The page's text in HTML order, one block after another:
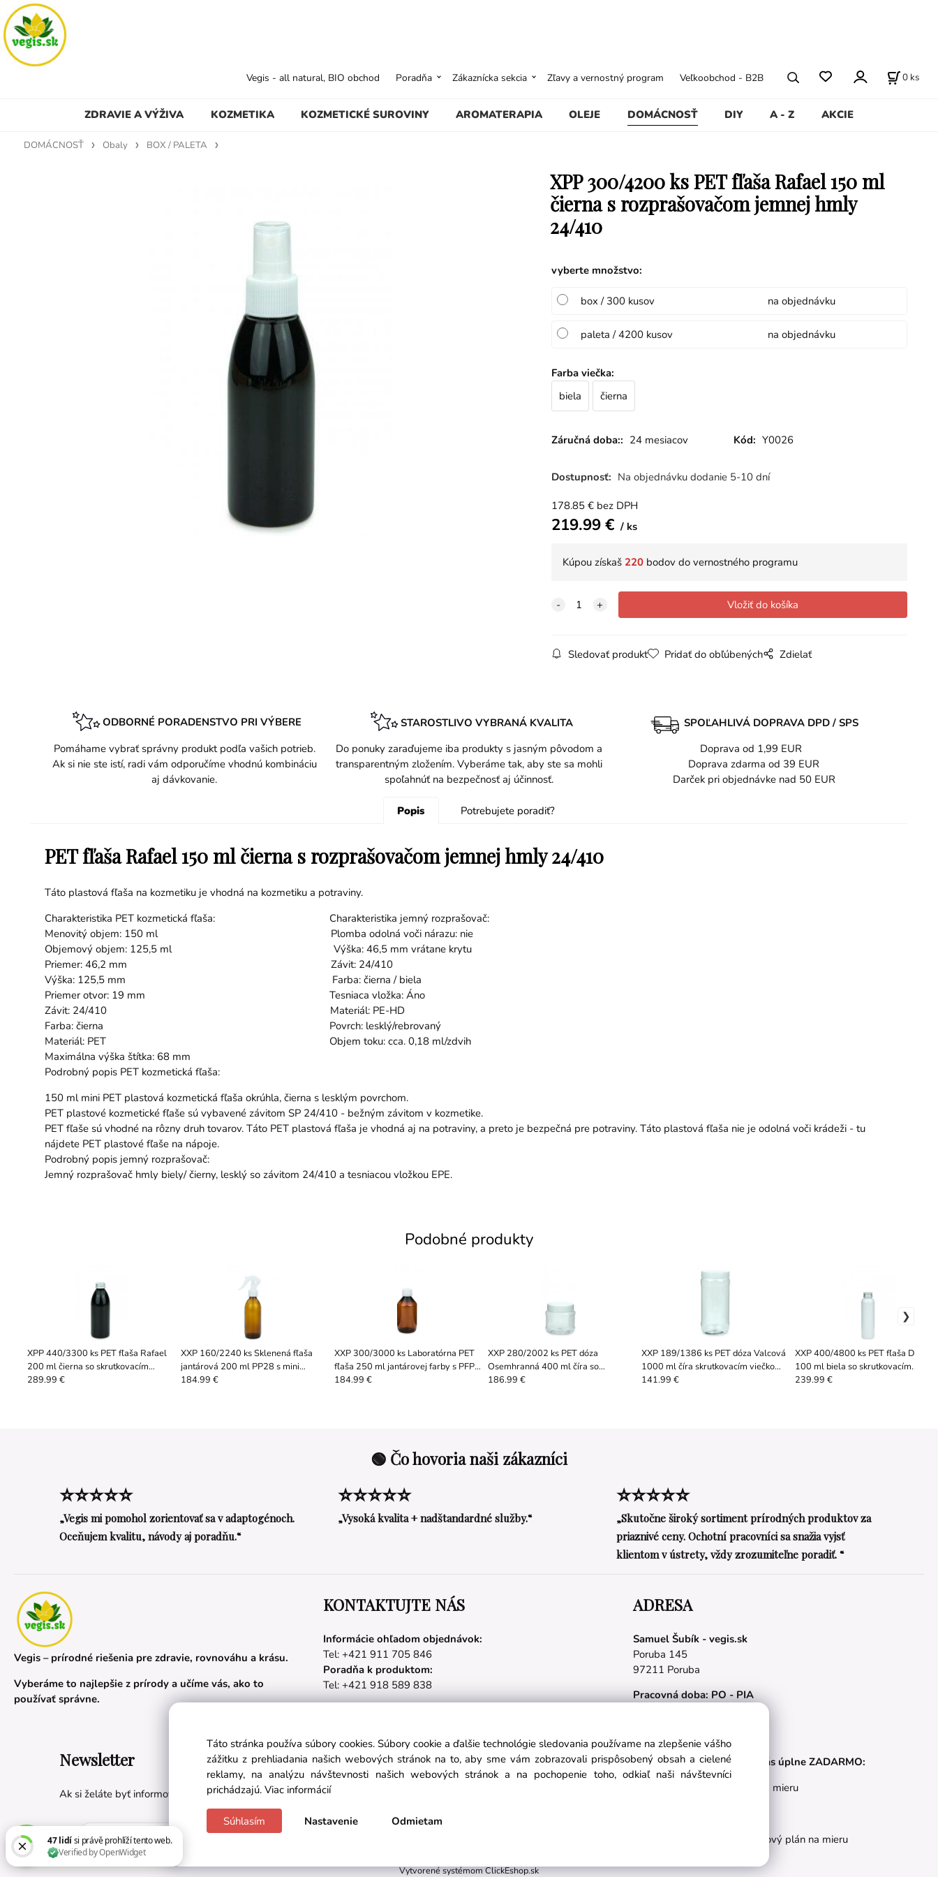
ZDRAVIE A VÝŽIVA KOZMETIKA KOZMETICKÉ SUROVINY AROMATERAPIA OLEJE DOMÁCNOSŤ DIY A - Z AKCIE
Vegis - all natural, BIO obchod Poradňa Zákaznícka sekcia Zľavy a vernostný program Veľkoobchod - B2B 0 ks
DOMÁCNOSŤ Obaly BOX / PALETA
XPP 300/4200 ks PET fľaša Rafael 150 ml
čierna s rozprašovačom jemnej hmly
24/410
vyberte množstvo:
box / 300 kusov na objednávku
paleta / 4200 kusov na objednávku
Farba viečka:
biela
čierna
Záručná doba:: 24 mesiacov Kód: Y0026
Dostupnosť: Na objednávku dodanie 5-10 dní
178.85€ bez DPH
219.99€ ks
Kúpou získaš 220bodov do vernostného programu
Sledovať produkt Pridať do obľúbených Zdielať
ODBORNÉ PORADENSTVO PRI VÝBERE
Pomáhame vybrať správny produkt podľa vašich potrieb.
Ak si nie ste istí, radi vám odporučíme vhodnú kombináciu
aj dávkovanie.
STAROSTLIVO VYBRANÁ KVALITA
Do ponuky zaraďujeme iba produkty s jasným pôvodom a
transparentným zložením. Vyberáme tak, aby ste sa mohli
spoľahnúť na bezpečnosť aj účinnosť.
SPOĽAHLIVÁ DOPRAVA DPD / SPS
Doprava od 1,99 EUR
Doprava zdarma od 39 EUR
Darček pri objednávke nad 50 EUR
Popis Potrebujete poradiť?
PET fľaša Rafael 150 ml čierna s rozprašovačom jemnej hmly 24/410
Táto plastová fľaša na kozmetiku je vhodná na kozmetiku a potraviny.
Charakteristika PET kozmetická fľaša: Charakteristika jemný rozprašovač:
Menovitý objem: 150 ml Plomba odolná voči nárazu: nie
Objemový objem: 125,5 ml Výška: 46,5 mm vrátane krytu
Priemer: 46,2 mm Závit: 24/410
Výška: 125,5 mm Farba: čierna / biela
Priemer otvor: 19 mm Tesniaca vložka: Áno
Závit: 24/410 Materiál: PE-HD
Farba: čierna Povrch: lesklý/rebrovaný
Materiál: PET Objem toku: cca. 0,18 ml/zdvih
Maximálna výška štítka: 68 mm
Podrobný popis PET kozmetická fľaša:
150 ml mini PET plastová kozmetická fľaša okrúhla, čierna s lesklým povrchom.
PET plastové kozmetické fľaše sú vybavené závitom SP 24/410 - bežným závitom v kozmetike.
PET fľaše sú vhodné na rôzny druh tovarov. Táto PET plastová fľaša je vhodná aj na potraviny, a preto je bezpečná pre potraviny. Táto plastová fľaša nie je odolná voči krádeži - tu
nájdete PET plastové fľaše na nápoje.
Podrobný popis jemný rozprašovač:
Jemný rozprašovač hmly biely/ čierny, lesklý so závitom 24/410 a tesniacou vložkou EPE.
Podobné produkty
XPP 440/3300 ks PET fľaša Rafael
200 ml čierna so skrutkovacím
uzáverom Alu 24/410
289.99 €
XXP 160/2240 ks Sklenená fľaša
jantárová 200 ml PP28 s mini
spúšťacím postrekovačom 28/410
184.99 €
XXP 300/3000 ks Laboratórna PET
fľaša 250 ml jantárovej farby s PFP
uzáverom 28
184.99 €
XXP 280/2002 ks PET dóza
Osemhranná 400 ml číra so
skrutkovacím viečkom, hrdlo 82 RTS
186.99 €
XXP 189/1386 ks PET dóza Valcová
1000 ml číra skrutkovacím viečkom
biela, hrdlo 82 RTS
141.99 €
XXP 400/4800 ks PET fľaša Daniel
100 ml biela so skrutkovacím
uzáverom Alu 24/410
239.99 €
🟢 Čo hovoria naši zákazníci
⭐⭐⭐⭐⭐
„Vegis mi pomohol zorientovať sa v adaptogénoch.
Oceňujem kvalitu, návody aj poradňu.“
⭐⭐⭐⭐⭐
„Vysoká kvalita + nadštandardné služby.“
⭐⭐⭐⭐⭐
„Skutočne široký sortiment prírodných produktov za
priaznivé ceny. Ochotní pracovníci sa snažia vyjsť
klientom v ústrety, vždy zrozumiteľne poradiť. “
Vegis – prírodné riešenia pre zdravie, rovnováhu a krásu.
Vyberáme to najlepšie z prírody a učíme vás, ako to
používať správne.
KONTAKTUJTE NÁS
Informácie ohľadom objednávok:
Tel: +421 911 705 846
Poradňa k produktom:
Tel: +421 918 589 838
ADRESA
Samuel Šubík - vegis.sk
Poruba 145
97211 Poruba
Pracovná doba: PO - PIA
Newsletter
Ak si želáte byť informovaní o novinkách a akciách, prihláste sa na odber noviniek:
Partnerské stránky
Naše appky pre vás úplne ZADARMO:
Tréningový plán na mieru
Vygeneruj si výživový plán na mieru
Vytvorené systémom ClickEshop.sk
Táto stránka používa súbory cookies. Súbory cookie a ďalšie technológie sledovania používame na zlepšenie vášho
zážitku z prehliadania našich webových stránok na to, aby sme vám zobrazovali prispôsobený obsah a cielené
reklamy, na analýzu návštevnosti našich webových stránok a na pochopenie toho, odkiaľ naši návštevníci
prichádzajú. Viac informácií
Súhlasím Nastavenie Odmietam